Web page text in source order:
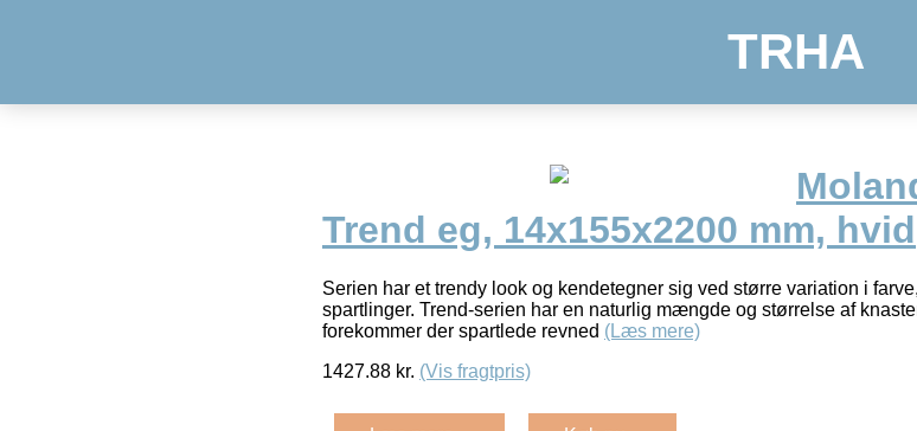
TRHA
Trend eg, 14x155x2200 mm, hvid
Serien har et trendy look og kendetegner sig ved større variation i
spartlinger. Trend-serien har en naturlig mængde og størrelse af
forekommer der spartlede revned (Læs mere)
1427.88 kr. (Vis fragtpris)